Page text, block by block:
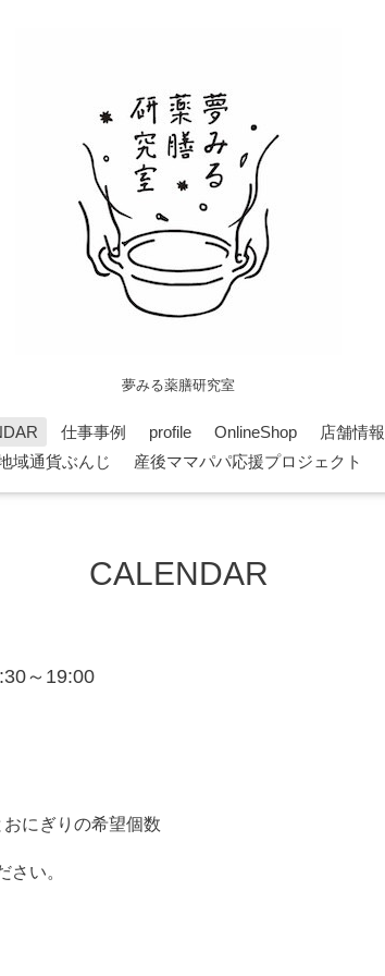
夢みる薬膳研究室
仕事事例 profile OnlineShop 店舗情報
域通貨ぶんじ
産後ママパパ応援プロジェクト
CALENDAR
～19:00
にぎりの希望個数
さい。